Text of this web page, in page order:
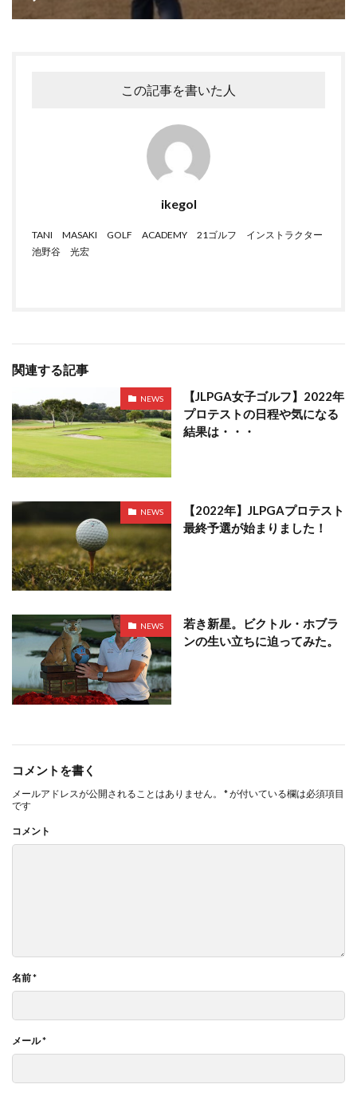
この記事を書いた人
ikegol
TANI MASAKI GOLF ACADEMY 21ゴルフ インストラクター
池野谷 光宏
関連する記事
NEWS
【JLPGA女子ゴルフ】2022年
プロテストの日程や気になる
結果は・・・
NEWS
【2022年】JLPGAプロテスト
最終予選が始まりました！
NEWS
若き新星。ビクトル・ホブラ
ンの生い立ちに迫ってみた。
コメントを書く
メールアドレスが公開されることはありません。 *が付いている欄は必須項目
です
コメント
名前*
メール*